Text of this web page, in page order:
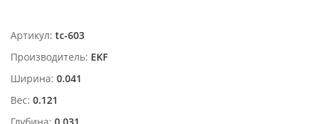
Артикул: tc-603
Производитель: EKF
Ширина: 0.041
Вес: 0.121